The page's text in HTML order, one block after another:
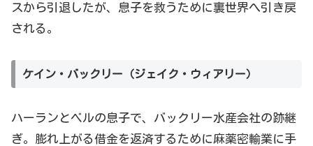
スから引退したが、息子を救うために裏世界へ引き戻
される。
ケイン・バックリー（ジェイク・ウィアリー）
ハーランとベルの息子で、バックリー水産会社の跡継
ぎ。膨れ上がる借金を返済するために麻薬密輸業に手